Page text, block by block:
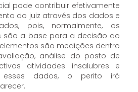
pode contribuir efetivamente
do juiz através dos dados e
pois, normalmente, os
são a base para a decisão do
são medições dentro
análise do posto de
atividades insalubres e
esses dados, o perito irá